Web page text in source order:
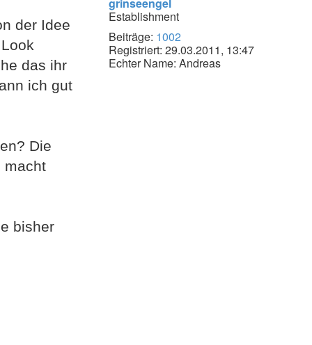
Establishment
Beiträge: 1002
Registriert: 29.03.2011, 13:47
Echter Name: Andreas
der Idee
das ihr
ich gut
Die
macht
bisher